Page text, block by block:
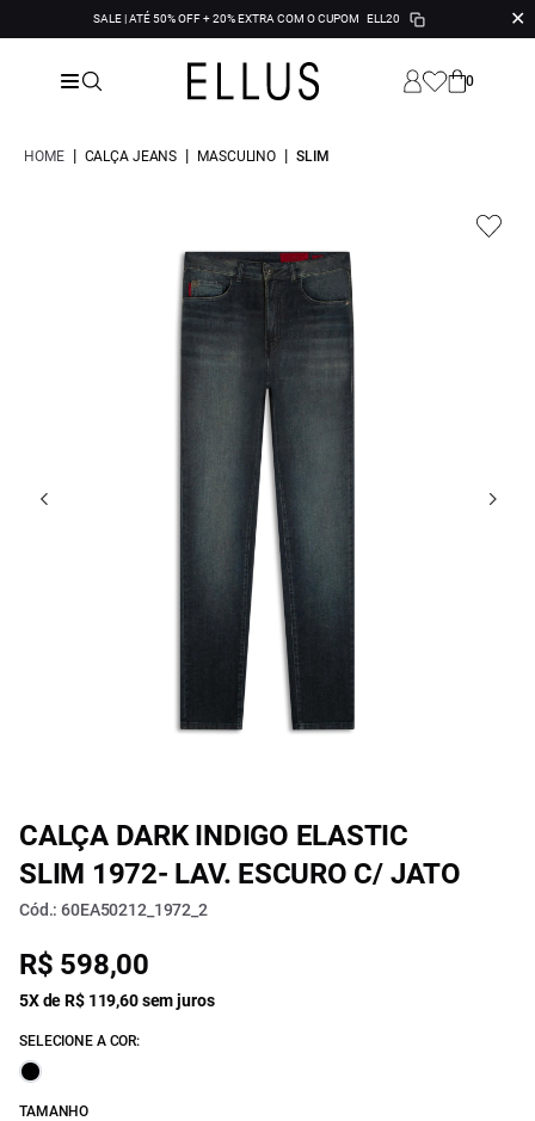
SALE | ATÉ 50% OFF + 20% EXTRA COM O CUPOM ELL20 ✕
0
HOME | CALÇA JEANS | MASCULINO | SLIM
CALÇA DARK INDIGO ELASTIC
SLIM 1972- LAV. ESCURO C/ JATO
Cód.: 60EA50212_1972_2
R$ 598,00
5X de R$ 119,60 sem juros
SELECIONE A COR:
TAMANHO